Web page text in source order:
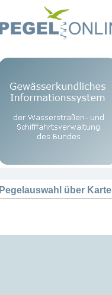
Pegelauswahl über Karte